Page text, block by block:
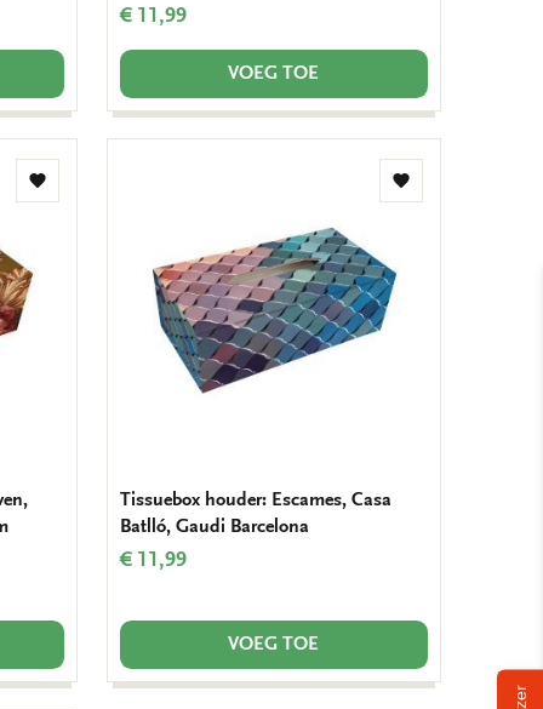
€ 11,99
VOEG TOE
Toevoegen
Toevoegen
Tissuebox houder: Escames, Casa
Batlló, Gaudi Barcelona
€ 11,99
VOEG TOE